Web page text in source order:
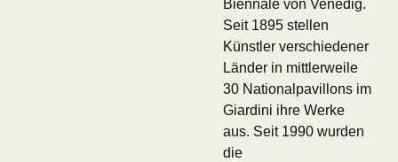
Biennale von Venedig.
Seit 1895 stellen
Künstler verschiedener
Länder in mittlerweile
30 Nationalpavillons im
Giardini ihre Werke
aus. Seit 1990 wurden
die